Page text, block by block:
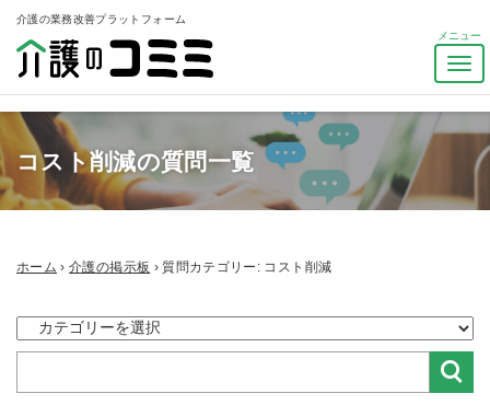
介護の業務改善プラットフォーム
ナ
ビ
ゲ
ー
ン
コスト削減の質問一覧
ホーム › 介護の掲示板 › 質問カテゴリー: コスト削減